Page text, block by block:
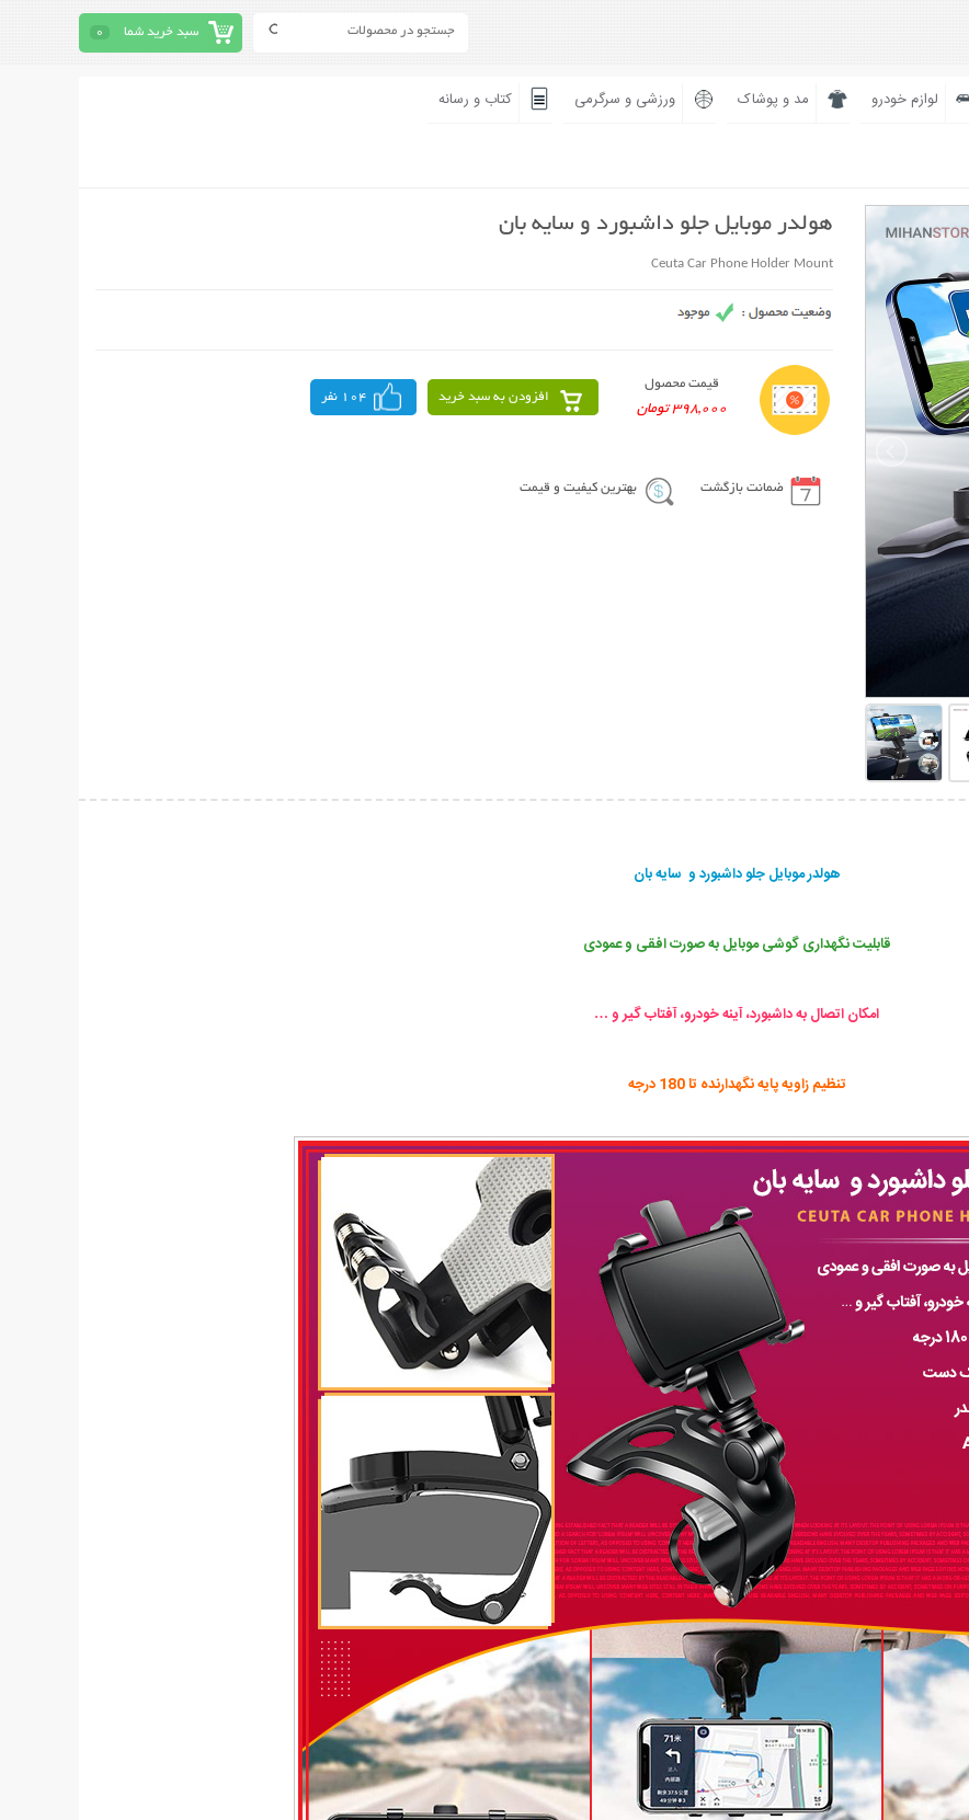
سبد خرید شما 0
لوازم خودرو مد و پوشاک ورزشی و سرگرمی کتاب و رسانه
هولدر موبایل جلو داشبورد و سایه بان
Ceuta Car Phone Holder Mount
قیمت محصول
398,000 تومان
افزودن به سبد خرید 104 نفر
ضمانت بازگشت بهترین کیفیت و قیمت
هولدر موبایل جلو داشبورد و سایه بان
قابلیت نگهداری گوشی موبایل به صورت افقی و عمودی
امکان اتصال به داشبورد، آینه خودرو، آفتاب گیر و …
تنظیم زاویه پایه نگهدارنده تا 180 درجه